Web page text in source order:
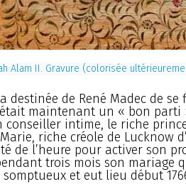
Alam II. Gravure (colorisée
destinée de René Madec de
maintenant un « bon parti
conseiller intime, le riche
riche créole de Lucknow
de l’heure pour activer son
trois mois son mariage
et eut lieu début